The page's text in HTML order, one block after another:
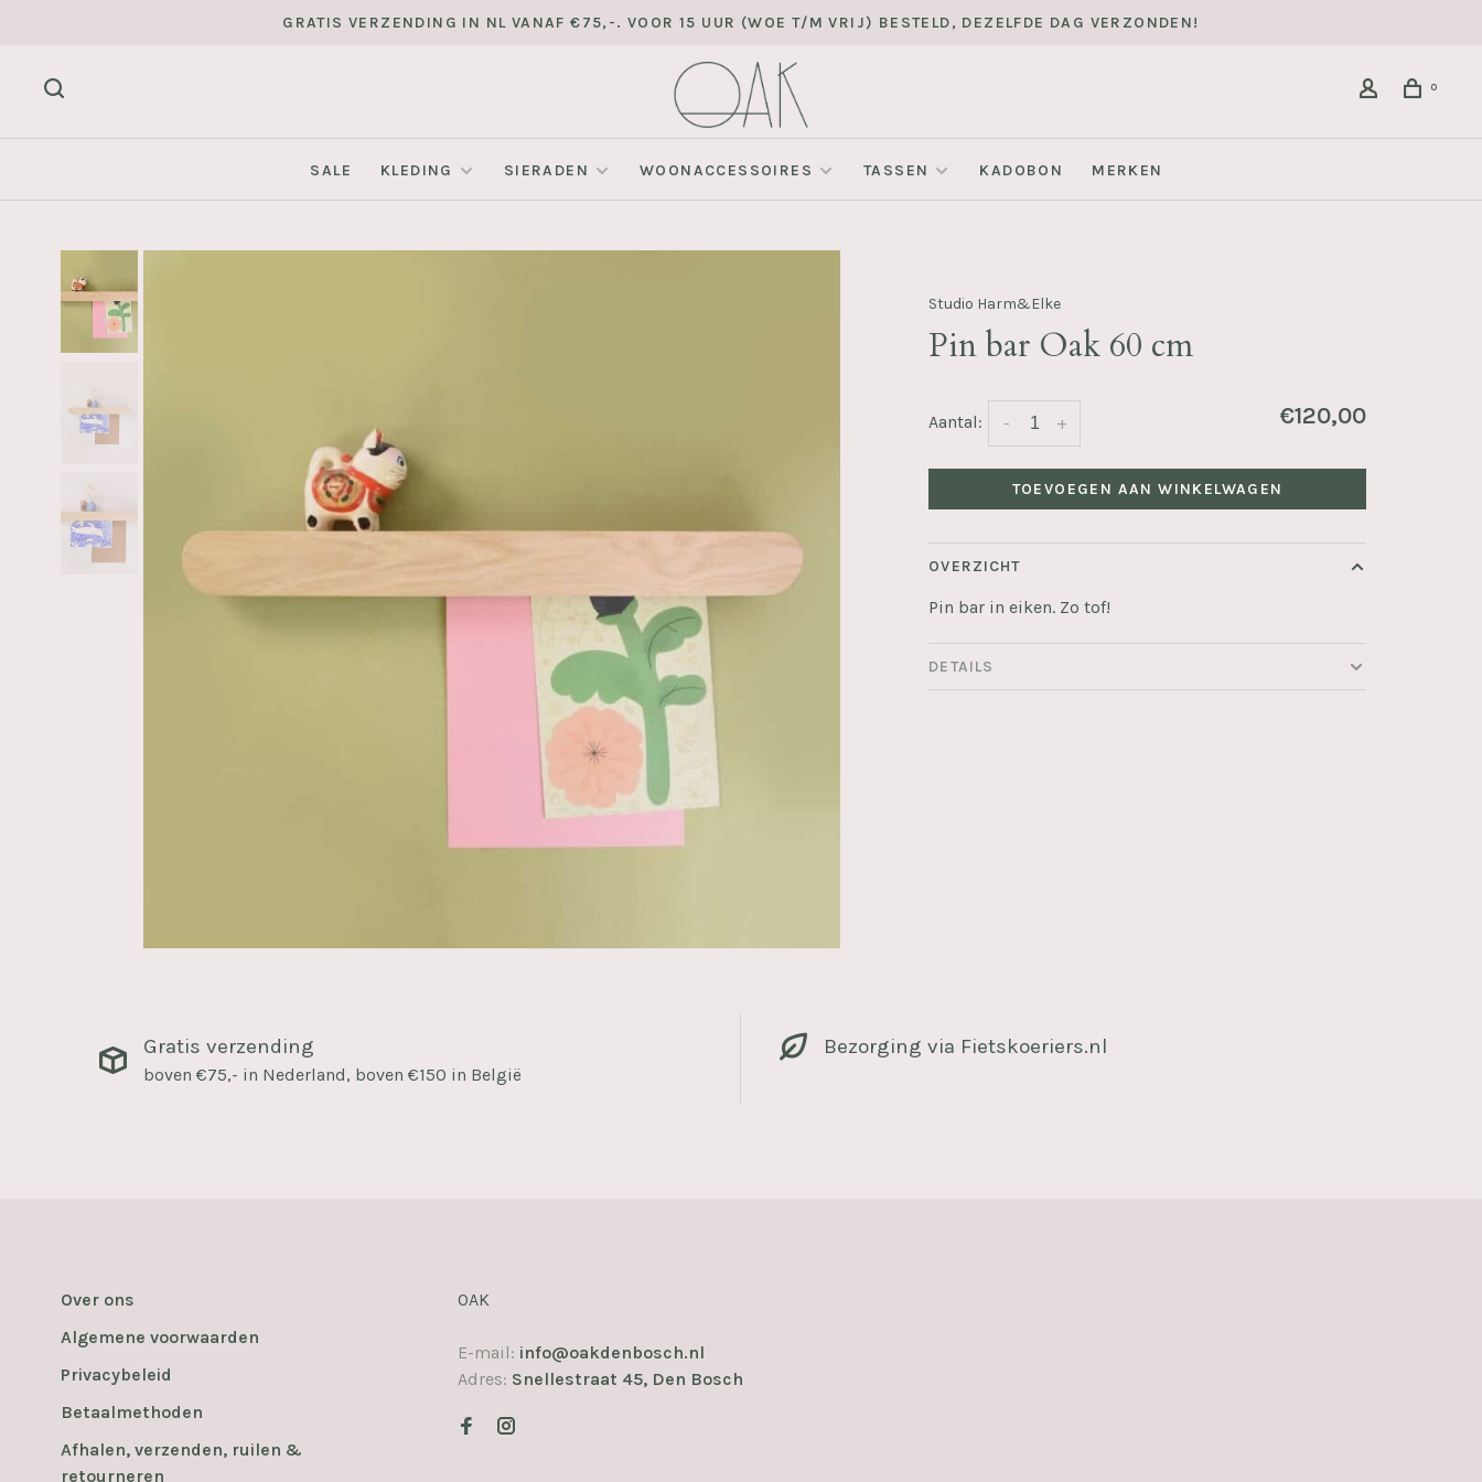
GRATIS VERZENDING IN NL VANAF €75,-. VOOR 15 UUR (WOE T/M VRIJ) BESTELD, DEZELFDE DAG VERZONDEN!
0
SALE KLEDING SIERADEN WOONACCESSOIRES TASSEN KADOBON MERKEN
Studio Harm&Elke
Pin bar Oak 60 cm
Aantal: +
- €120,00
TOEVOEGEN AAN WINKELWAGEN
OVERZICHT
Pin bar in eiken. Zo tof!
DETAILS
Gratis verzending
boven €75,- in Nederland, boven €150 in België
Bezorging via Fietskoeriers.nl
Over ons
Algemene voorwaarden
Privacybeleid
Betaalmethoden
Afhalen, verzenden, ruilen &
retourneren
OAK
E-mail: info@oakdenbosch.nl
Adres: Snellestraat 45, Den Bosch